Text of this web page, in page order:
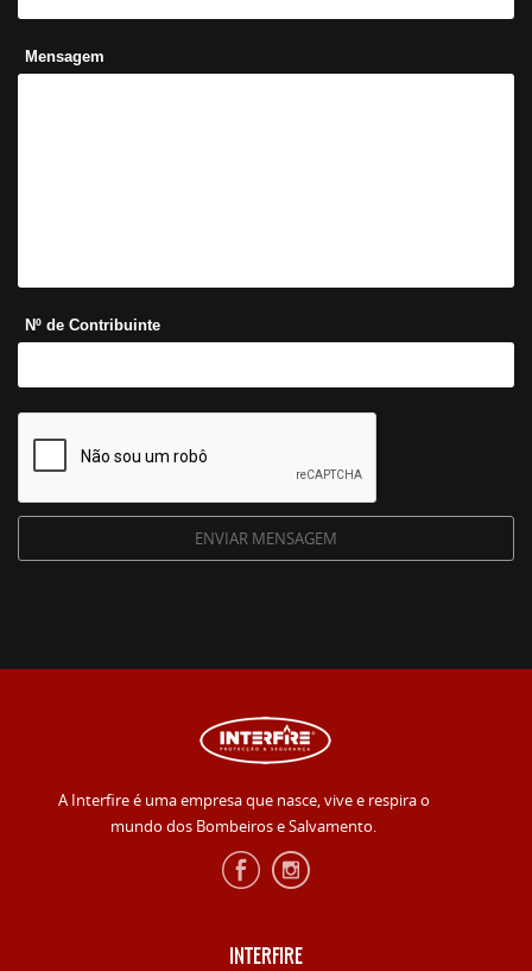
Mensagem
Nº de Contribuinte
A Interfire é uma empresa que nasce, vive e respira o
mundo dos Bombeiros e Salvamento.
INTERFIRE